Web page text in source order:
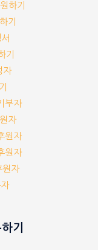
하기
기
기
자
부자
자
원자
원자
자
기